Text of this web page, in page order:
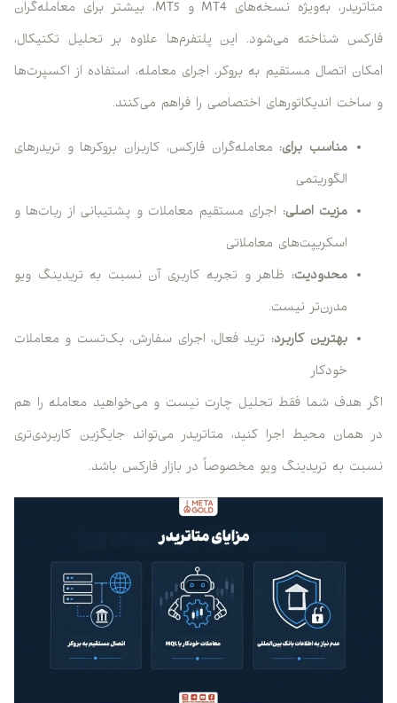
متاتریدر، به‌ویژه نسخه‌های MT4 و MT5، بیشتر برای معامله‌گران
فارکس شناخته می‌شود. این پلتفرم‌ها علاوه بر تحلیل تکنیکال،
امکان اتصال مستقیم به بروکر، اجرای معامله، استفاده از اکسپرت‌ها
و ساخت اندیکاتورهای اختصاصی را فراهم می‌کنند.
مناسب برای: معامله‌گران فارکس، کاربران بروکرها و تریدرهای
الگوریتمی
مزیت اصلی: اجرای مستقیم معاملات و پشتیبانی از ربات‌ها و
اسکریپت‌های معاملاتی
محدودیت: ظاهر و تجربه کاربری آن نسبت به تریدینگ ویو
مدرن‌تر نیست.
بهترین کاربرد: ترید فعال، اجرای سفارش، بک‌تست و معاملات
خودکار
اگر هدف شما فقط تحلیل چارت نیست و می‌خواهید معامله را هم
در همان محیط اجرا کنید، متاتریدر می‌تواند جایگزین کاربردی‌تری
نسبت به تریدینگ ویو مخصوصاً در بازار فارکس باشد.